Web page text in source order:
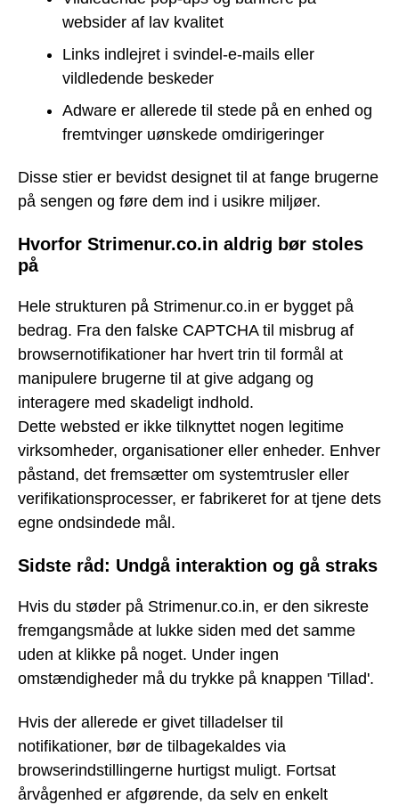
websider af lav kvalitet
Links indlejret i svindel-e-mails eller
vildledende beskeder
Adware er allerede til stede på en enhed og
fremtvinger uønskede omdirigeringer
Disse stier er bevidst designet til at fange brugerne
på sengen og føre dem ind i usikre miljøer.
Hvorfor Strimenur.co.in aldrig bør stoles
på
Hele strukturen på Strimenur.co.in er bygget på
bedrag. Fra den falske CAPTCHA til misbrug af
browsernotifikationer har hvert trin til formål at
manipulere brugerne til at give adgang og
interagere med skadeligt indhold.
Dette websted er ikke tilknyttet nogen legitime
virksomheder, organisationer eller enheder. Enhver
påstand, det fremsætter om systemtrusler eller
verifikationsprocesser, er fabrikeret for at tjene dets
egne ondsindede mål.
Sidste råd: Undgå interaktion og gå straks
Hvis du støder på Strimenur.co.in, er den sikreste
fremgangsmåde at lukke siden med det samme
uden at klikke på noget. Under ingen
omstændigheder må du trykke på knappen 'Tillad'.
Hvis der allerede er givet tilladelser til
notifikationer, bør de tilbagekaldes via
browserindstillingerne hurtigst muligt. Fortsat
årvågenhed er afgørende, da selv en enkelt